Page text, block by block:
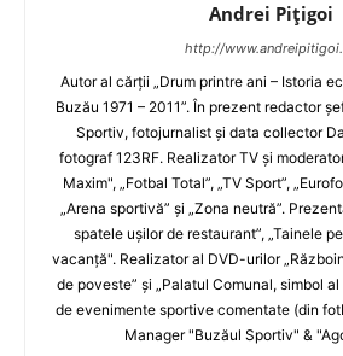
Andrei Pițigoi
http://
Autor al cărţii „Drum printre ani – Istoria
Buzău 1971 – 2011”. În prezent redactor
Sportiv, fotojurnalist şi data collector
fotograf 123RF. Realizator TV şi
Maxim", „Fotbal Total”, „TV Sport”,
„Arena sportivă” şi „Zona neutră”.
spatele uşilor de restaurant”, „Tainele
vacanţă". Realizator al DVD-urilor
de poveste” şi „Palatul Comunal, simbol
de evenimente sportive comentate (din
Manager "Buzăul Sportiv" &